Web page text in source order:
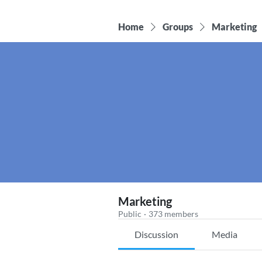
Home Groups Marketing
Marketing
Public · 373 members
Discussion Media